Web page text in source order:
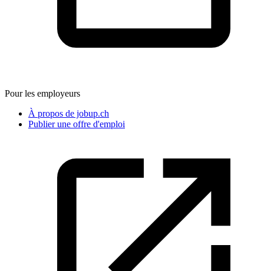
Pour les employeurs
À propos de jobup.ch
Publier une offre d'emploi